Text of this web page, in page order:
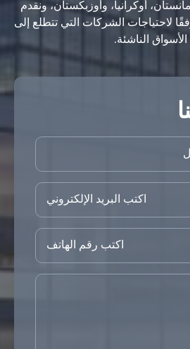
أوكرانيا، وأوزبكستان، ونقدم
لاحتياجات الشركات التي تتطلع إلى
الناشئة.